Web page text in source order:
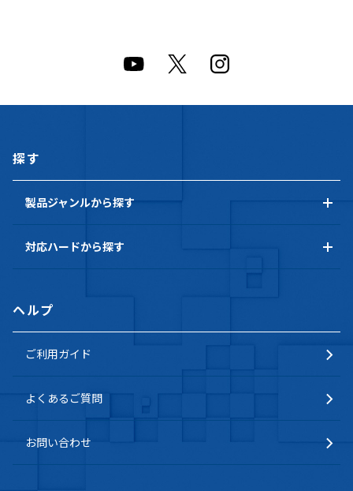
探す
製品ジャンルから探す
対応ハードから探す
ヘルプ
ご利用ガイド
よくあるご質問
お問い合わせ